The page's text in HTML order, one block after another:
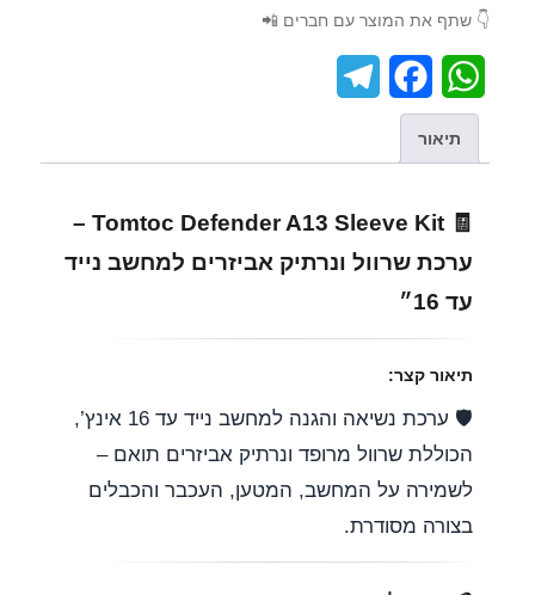
👇 שתף את המוצר עם חברים 📲
W
h
a
A
p
p
c
o
l
a
תיאור
🧾 Tomtoc Defender A13 Sleeve Kit –
ערכת שרוול ונרתיק אביזרים למחשב נייד
עד 16״
תיאור קצר:
🛡️ ערכת נשיאה והגנה למחשב נייד עד 16 אינץ’,
הכוללת שרוול מרופד ונרתיק אביזרים תואם –
לשמירה על המחשב, המטען, העכבר והכבלים
בצורה מסודרת.